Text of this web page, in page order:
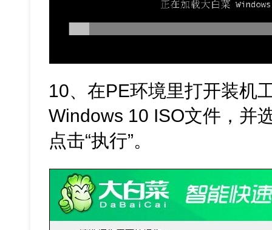
10、在PE环境里打开装机
Windows 10 ISO文件，并
点击“执行”。